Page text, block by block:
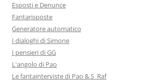
Esposti e Denunce
Fantarisposte
Generatore automatico
I dialoghi di Simone
I pensieri di GG
L'angolo di Pao
Le fantainterviste di Pao & S_Raf